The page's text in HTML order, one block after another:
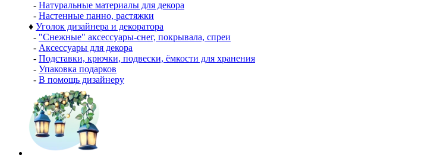
- Натуральные материалы для декора
- Настенные панно, растяжки
♦ Уголок дизайнера и декоратора
- "Снежные" аксессуары-снег, покрывала, спреи
- Аксессуары для декора
- Подставки, крючки, подвески, ёмкости для хранения
- Упаковка подарков
- В помощь дизайнеру